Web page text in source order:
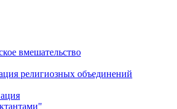
вмешательство
религиозных объединений